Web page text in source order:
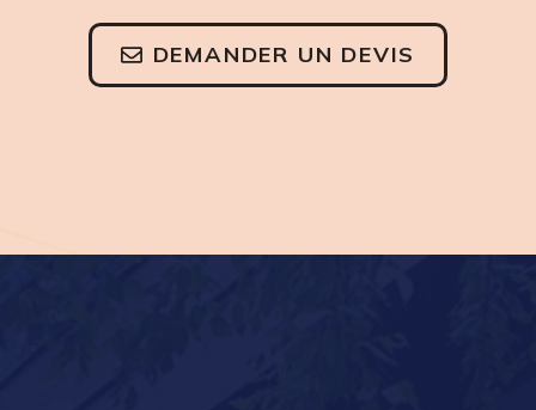
DEMANDER UN DEVIS